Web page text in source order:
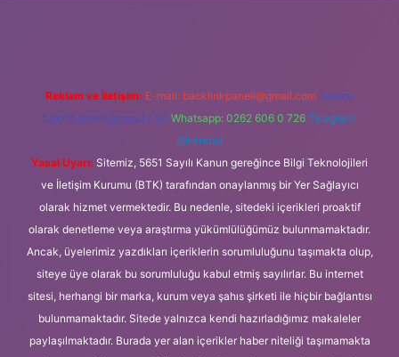
Reklam ve İletişim: E-mail: backlinkpaneli@gmail.com Teams:
forumhizmeti@gmail.com Whatsapp: 0262 606 0 726 Telegram:
@karabul
Yasal Uyarı: Sitemiz, 5651 Sayılı Kanun gereğince Bilgi Teknolojileri
ve İletişim Kurumu (BTK) tarafından onaylanmış bir Yer Sağlayıcı
olarak hizmet vermektedir. Bu nedenle, sitedeki içerikleri proaktif
olarak denetleme veya araştırma yükümlülüğümüz bulunmamaktadır.
Ancak, üyelerimiz yazdıkları içeriklerin sorumluluğunu taşımakta olup,
siteye üye olarak bu sorumluluğu kabul etmiş sayılırlar. Bu internet
sitesi, herhangi bir marka, kurum veya şahıs şirketi ile hiçbir bağlantısı
bulunmamaktadır. Sitede yalnızca kendi hazırladığımız makaleler
paylaşılmaktadır. Burada yer alan içerikler haber niteliği taşımamakta